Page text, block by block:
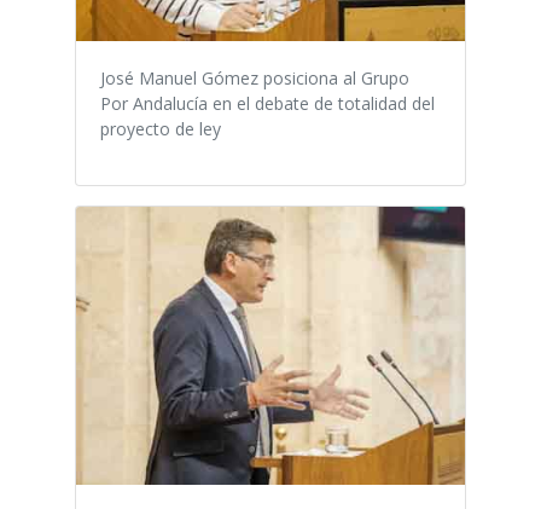
José Manuel Gómez posiciona al Grupo
Por Andalucía en el debate de totalidad del
proyecto de ley